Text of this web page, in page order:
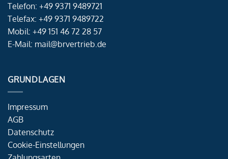
Telefon: +49 9371 9489721
Telefax: +49 9371 9489722
Mobil: +49 151 46 72 28 57
E-Mail: mail@brvertrieb.de
GRUNDLAGEN
Impressum
AGB
Datenschutz
Cookie-Einstellungen